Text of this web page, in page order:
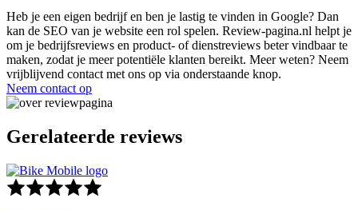
Heb je een eigen bedrijf en ben je lastig te vinden in Google? Dan
kan de SEO van je website een rol spelen. Review-pagina.nl helpt je
om je bedrijfsreviews en product- of dienstreviews beter vindbaar te
maken, zodat je meer potentiële klanten bereikt. Meer weten? Neem
vrijblijvend contact met ons op via onderstaande knop.
Neem contact op
Gerelateerde reviews